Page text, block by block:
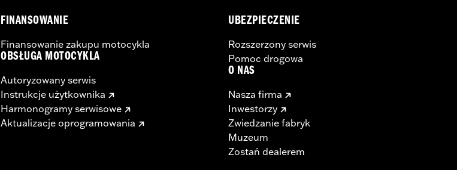
FINANSOWANIE
Finansowanie zakupu motocykla
OBSŁUGA MOTOCYKLA
Autoryzowany serwis
Instrukcje użytkownika
Harmonogramy serwisowe
Aktualizacje oprogramowania
UBEZPIECZENIE
Rozszerzony serwis
Pomoc drogowa
O NAS
Nasza firma
Inwestorzy
Zwiedzanie fabryk
Muzeum
Zostań dealerem